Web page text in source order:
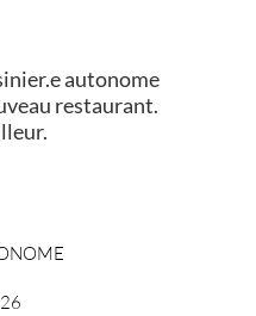
autonome
restaurant.